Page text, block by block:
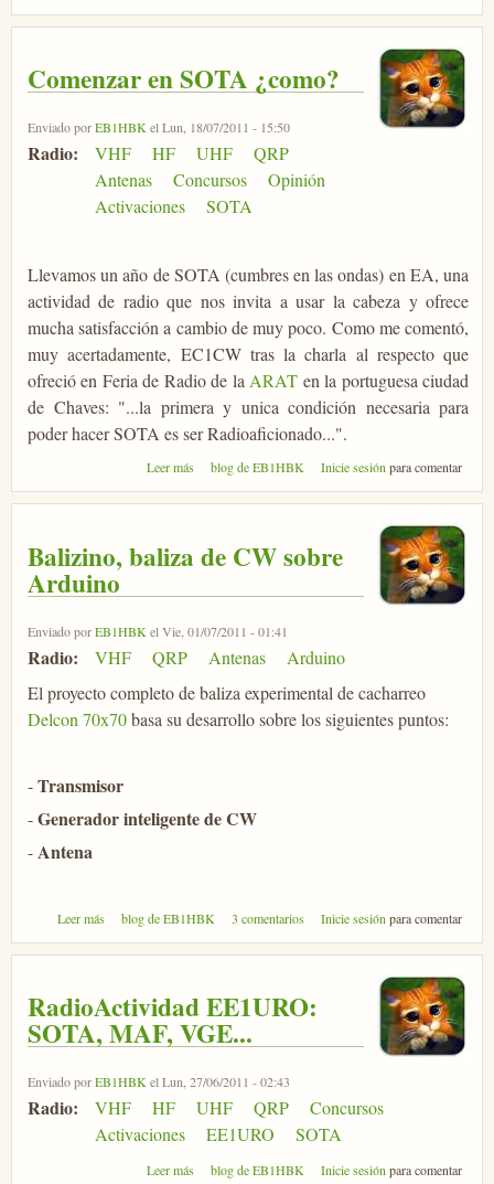
Comenzar en SOTA ¿como?
Enviado porEB1HBKel Lun, 18/07/2011 - 15:50
Radio: VHF HF UHF
QRP
Antenas
Concursos
Opinión
Activaciones
SOTA
Llevamos un año de SOTA (cumbres en las ondas) en EA, una
actividad de radio que nos invita a usar la cabeza y ofrece
mucha satisfacción a cambio de muy poco. Como me comentó,
muy acertadamente, EC1CW tras la charla al respecto que
ofreció en Feria de Radio de laARAT en la portuguesa ciudad
de Chaves: "...la primera y unica condición necesaria para
poder hacer SOTA es ser Radioaficionado...".
Leer más sobre Comenzar en SOTA ¿como?
blog de EB1HBK Inicie sesiónpara comentar
Balizino, baliza de CW sobre
Arduino
Enviado porEB1HBK el Vie, 01/07/2011 - 01:41
Radio: VHF QRP Antenas
Arduino
El proyecto completo de baliza experimental de cacharreo
Delcon 70x70basa su desarrollo sobre los siguientes puntos:
-Transmisor
-Generador inteligente de CW
-Antena
Leer más sobre Balizino, baliza de CW sobre Arduino
blog de EB1HBK 3 comentarios Inicie sesión para comentar
RadioActividad EE1URO:
SOTA, MAF, VGE...
Enviado porEB1HBKel Lun, 27/06/2011 - 02:43
Radio: VHF HF UHF QRP
Concursos
Activaciones
EE1URO SOTA
Leer más sobre RadioActividad EE1URO: SOTA, MAF, VGE...
blog de EB1HBK Inicie sesiónpara comentar